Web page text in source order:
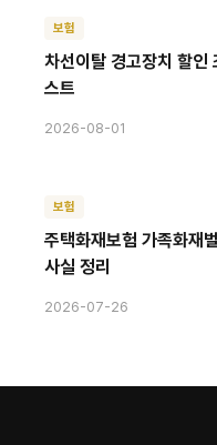
보험
차선이탈 경고장치 할인
스트
2026-08-01
보험
주택화재보험 가족화재
사실 정리
2026-07-26